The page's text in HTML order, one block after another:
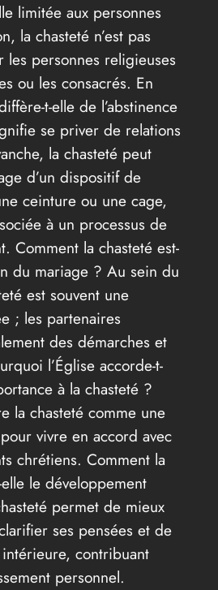
limitée aux personnes
la chasteté n’est pas
les personnes religieuses
ou les consacrés. En
t-elle de l’abstinence
se priver de relations
la chasteté peut
d’un dispositif de
ceinture ou une cage,
à un processus de
Comment la chasteté est-
du mariage ? Au sein du
est souvent une
; les partenaires
des démarches et
l’Église accorde-t-
à la chasteté ?
la chasteté comme une
vivre en accord avec
chrétiens. Comment la
le développement
permet de mieux
ses pensées et de
contribuant
personnel.